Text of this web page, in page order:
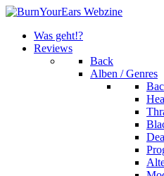
Was geht!?
Reviews
Back
Alben / Genres